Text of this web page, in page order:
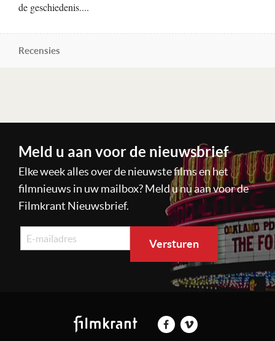
de geschiedenis....
Recensies
Meld u aan voor de nieuwsbrief
Elke week alles over de nieuwste films en het
filmnieuws in uw mailbox? Meld u nu aan voor de
Filmkrant Nieuwsbrief.